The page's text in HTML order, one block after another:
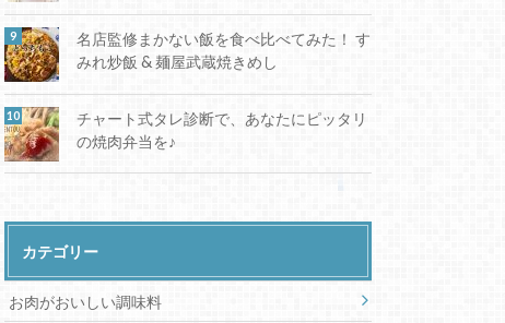
名店監修まかない飯を食べ比べてみた！ す
みれ炒飯 & 麺屋武蔵焼きめし
チャート式タレ診断で、あなたにピッタリ
の焼肉弁当を♪
カテゴリー
お肉がおいしい調味料